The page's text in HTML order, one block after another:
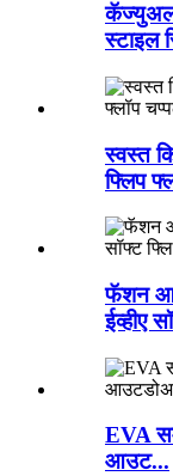
स्टाइल
स्वस्त
फ्लिप
फॅशन
ईव्हीए
EVA
आउट...